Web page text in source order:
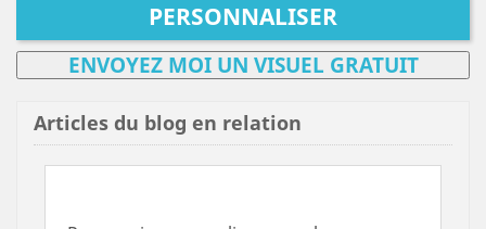
PERSONNALISER
ENVOYEZ MOI UN VISUEL GRATUIT
Articles du blog en relation